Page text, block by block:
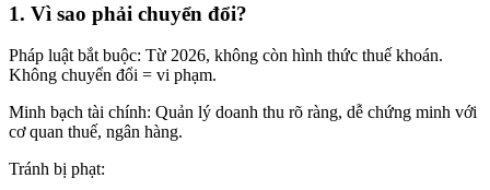
1. Vì sao phải chuyển đổi?
Pháp luật bắt buộc: Từ 2026, không còn hình thức thuế khoán.
Không chuyển đổi = vi phạm.
Minh bạch tài chính: Quản lý doanh thu rõ ràng, dễ chứng minh với
cơ quan thuế, ngân hàng.
Tránh bị phạt: